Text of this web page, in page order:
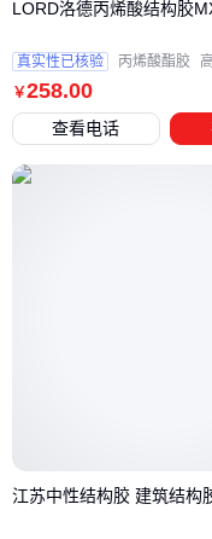
固化控制
特别是处
🔍结论 ：
五、冬季
环境温湿
夏季需冷
￥258.00
LORD洛德丙烯酸结构胶
真实性已核验 丙烯酸酯胶
查看电话
江苏中性结构胶 建筑结构